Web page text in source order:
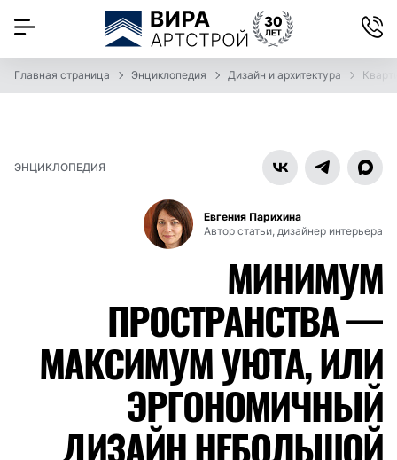
Главная страница Энциклопедия Дизайн и архитектура
ЭНЦИКЛОПЕДИЯ
Евгения Парихина
Автор статьи, дизайнер интерьера
МИНИМУМ
ПРОСТРАНСТВА —
МАКСИМУМ УЮТА, ИЛИ
ЭРГОНОМИЧНЫЙ
ДИЗАЙН НЕБОЛЬШОЙ